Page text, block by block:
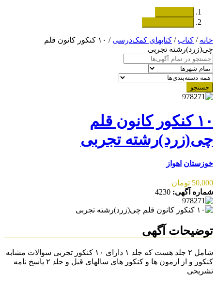
خانه/ کتاب/ کتابهای کمک‌درسی
/ ۱۰ کنکور کانون قلم
چی(زرد)رشته تجربی
جستجو
۱۰ کنکور کانون قلم
چی(زرد)رشته تجربی
خوزستان اهواز
50,000 تومان
شماره آگهی: 4230
توضیحات آگهی
شامل ۲ جلد هست که جلد ۱ دارای ۱۰ کنکور تجربی سوالات مشابه
کنکور و از ازمون ها و کنکور های سالهای قبل و جلد ۲ پاسخ نامه
تشریحی